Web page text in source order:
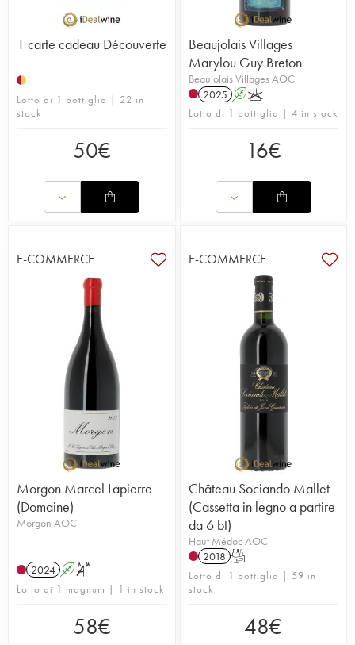
1 carte cadeau Découverte
Lotto di 1 bottiglia | 22 in
stock
50€
Beaujolais Villages
Marylou Guy Breton
Beaujolais Villages AOC
2025 AK
Lotto di 1 bottiglia | 4 in stock
16€
E-COMMERCE
Morgon Marcel Lapierre
(Domaine)
Morgon AOC
2024 A S
Lotto di 1 magnum | 1 in stock
58€
E-COMMERCE
Château Sociando Mallet
(Cassetta in legno a partire
da 6 bt)
Haut Médoc AOC
2018 T
Lotto di 1 bottiglia | 59 in
stock
48€